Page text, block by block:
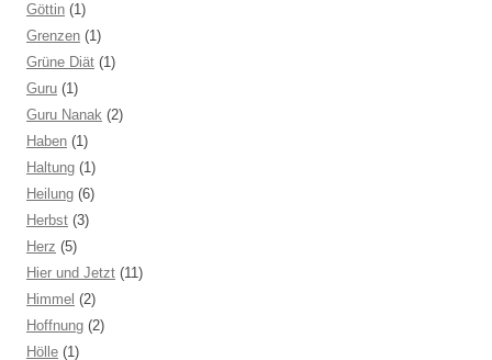
Göttin (1)
Grenzen (1)
Grüne Diät (1)
Guru (1)
Guru Nanak (2)
Haben (1)
Haltung (1)
Heilung (6)
Herbst (3)
Herz (5)
Hier und Jetzt (11)
Himmel (2)
Hoffnung (2)
Hölle (1)